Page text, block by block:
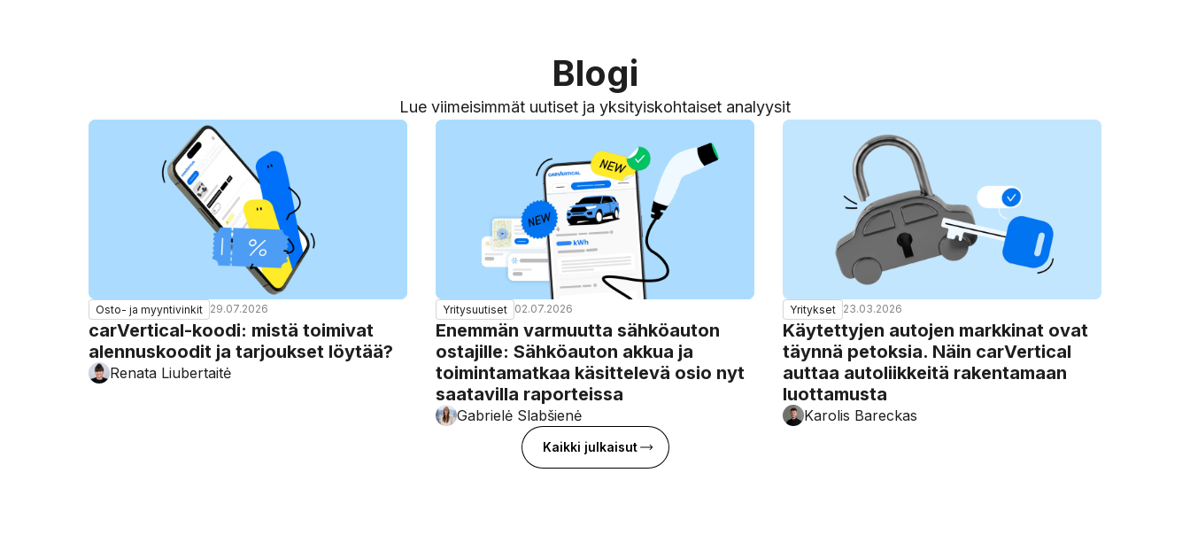
Blogi
Lue viimeisimmät uutiset ja yksityiskohtaiset analyysit
Osto- ja myyntivinkit 29.07.2026
carVertical-koodi: mistä toimivat
alennuskoodit ja tarjoukset löytää?
Renata Liubertaitė
Yritysuutiset 02.07.2026
Enemmän varmuutta sähköauton
ostajille: Sähköauton akkua ja
toimintamatkaa käsittelevä osio nyt
saatavilla raporteissa
Gabrielė Slabšienė
Yritykset 23.03.2026
Käytettyjen autojen markkinat ovat
täynnä petoksia. Näin carVertical
auttaa autoliikkeitä rakentamaan
luottamusta
Karolis Bareckas
Kaikki julkaisut